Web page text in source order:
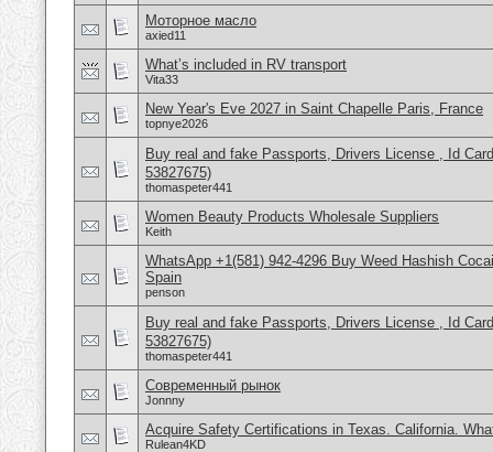
Моторное масло
axied11
What’s included in RV transport
Vita33
New Year's Eve 2027 in Saint Chapelle Paris, France
topnye2026
Buy real and fake Passports, Drivers License , Id
53827675)
thomaspeter441
Women Beauty Products Wholesale Suppliers
Keith
WhatsApp +1(581) 942-4296 Buy Weed Hashish
Spain
penson
Buy real and fake Passports, Drivers License , Id
53827675)
thomaspeter441
Современный рынок
Jonnny
Acquire Safety Certifications in Texas. California.
Rulean4KD